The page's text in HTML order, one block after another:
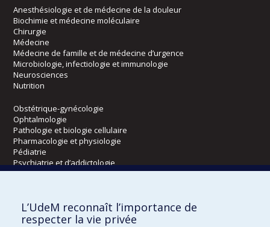
Anesthésiologie et de médecine de la douleur
Biochimie et médecine moléculaire
Chirurgie
Médecine
Médecine de famille et de médecine d’urgence
Microbiologie, infectiologie et immunologie
Neurosciences
Nutrition
Obstétrique-gynécologie
Ophtalmologie
Pathologie et biologie cellulaire
Pharmacologie et physiologie
Pédiatrie
Psychiatrie et d’addictologie
Radiologie, radio-oncologie et médecine nucléaire
Écoles
L’UdeM reconnaît l’importance de
respecter la vie privée